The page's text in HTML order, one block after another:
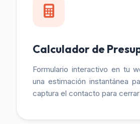
Calculador de
Formulario interactivo en tu
una estimación instantánea
captura el contacto para